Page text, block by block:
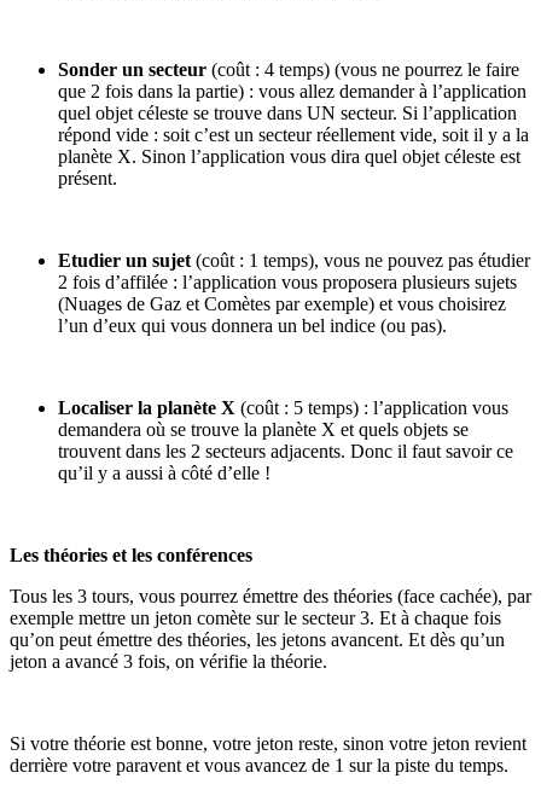
Sonder un secteur (coût : 4 temps) (vous ne pourrez le faire
que 2 fois dans la partie) : vous allez demander à l’application
quel objet céleste se trouve dans UN secteur. Si l’application
répond vide : soit c’est un secteur réellement vide, soit il y a la
planète X. Sinon l’application vous dira quel objet céleste est
présent.
Etudier un sujet (coût : 1 temps), vous ne pouvez pas étudier
2 fois d’affilée : l’application vous proposera plusieurs sujets
(Nuages de Gaz et Comètes par exemple) et vous choisirez
l’un d’eux qui vous donnera un bel indice (ou pas).
Localiser la planète X (coût : 5 temps) : l’application vous
demandera où se trouve la planète X et quels objets se
trouvent dans les 2 secteurs adjacents. Donc il faut savoir ce
qu’il y a aussi à côté d’elle !
Les théories et les conférences
Tous les 3 tours, vous pourrez émettre des théories (face cachée), par
exemple mettre un jeton comète sur le secteur 3. Et à chaque fois
qu’on peut émettre des théories, les jetons avancent. Et dès qu’un
jeton a avancé 3 fois, on vérifie la théorie.
Si votre théorie est bonne, votre jeton reste, sinon votre jeton revient
derrière votre paravent et vous avancez de 1 sur la piste du temps.